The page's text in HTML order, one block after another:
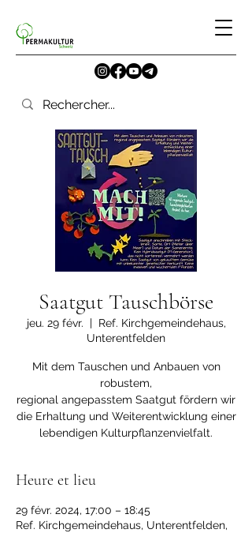
Saatgut Tauschbörse
jeu. 29 févr.
  |
Ref. Kirchgemeindehaus,
Unterentfelden
Mit dem Tauschen und Anbauen von
robustem,
regional angepasstem Saatgut fördern wir
die Erhaltung und Weiterentwicklung einer
lebendigen Kulturpflanzenvielfalt.
Heure et lieu
29 févr. 2024, 17:00 – 18:45
Ref. Kirchgemeindehaus, Unterentfelden,